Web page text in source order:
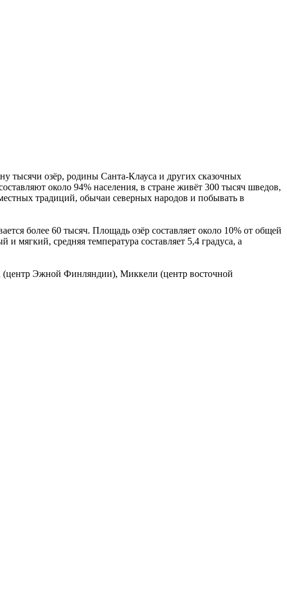
тысячи озёр, родины Санта-Клауса и других сказочных
около 94% населения, в стране живёт 300 тысяч шведов,
традиций, обычаи северных народов и побывать в
более 60 тысяч. Площадь озёр составляет около 10% от общей
мягкий, средняя температура составляет 5,4 градуса, а
(центр Эжной Финляндии), Миккели (центр восточной